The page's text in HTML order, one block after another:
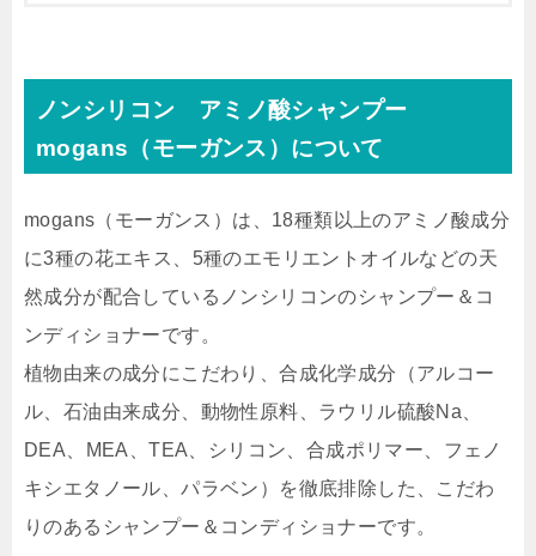
ノンシリコン アミノ酸シャンプー
mogans（モーガンス）について
mogans（モーガンス）は、18種類以上のアミノ酸成分
に3種の花エキス、5種のエモリエントオイルなどの天
然成分が配合しているノンシリコンのシャンプー＆コ
ンディショナーです。
植物由来の成分にこだわり、合成化学成分（アルコー
ル、石油由来成分、動物性原料、ラウリル硫酸Na、
DEA、MEA、TEA、シリコン、合成ポリマー、フェノ
キシエタノール、パラベン）を徹底排除した、こだわ
りのあるシャンプー＆コンディショナーです。